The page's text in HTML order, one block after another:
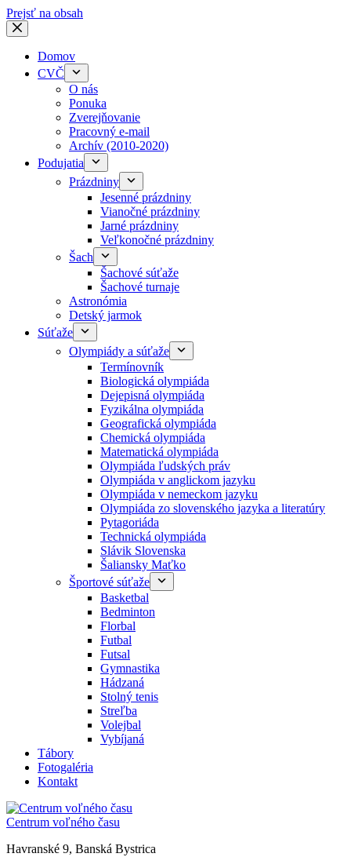
Prejsť na obsah
Domov
CVČ
O nás
Ponuka
Zverejňovanie
Pracovný e-mail
Archív (2010-2020)
Podujatia
Prázdniny
Jesenné prázdniny
Vianočné prázdniny
Jarné prázdniny
Veľkonočné prázdniny
Šach
Šachové súťaže
Šachové turnaje
Astronómia
Detský jarmok
Súťaže
Olympiády a súťaže
Termínovník
Biologická olympiáda
Dejepisná olympiáda
Fyzikálna olympiáda
Geografická olympiáda
Chemická olympiáda
Matematická olympiáda
Olympiáda ľudských práv
Olympiáda v anglickom jazyku
Olympiáda v nemeckom jazyku
Olympiáda zo slovenského jazyka a literatúry
Pytagoriáda
Technická olympiáda
Slávik Slovenska
Šaliansky Maťko
Športové súťaže
Basketbal
Bedminton
Florbal
Futbal
Futsal
Gymnastika
Hádzaná
Stolný tenis
Streľba
Volejbal
Vybíjaná
Tábory
Fotogaléria
Kontakt
Centrum voľného času
Havranské 9, Banská Bystrica